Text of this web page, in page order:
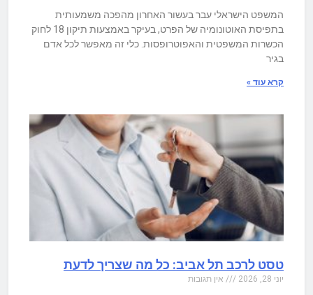
המשפט הישראלי עבר בעשור האחרון מהפכה משמעותית
בתפיסת האוטונומיה של הפרט, בעיקר באמצעות תיקון 18 לחוק
הכשרות המשפטית והאפוטרופסות. כלי זה מאפשר לכל אדם
בגיר
קרא עוד »
טסט לרכב תל אביב: כל מה שצריך לדעת
יוני 28, 2026 אין תגובות